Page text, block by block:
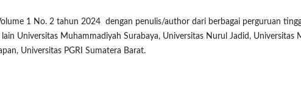
1 No. 2 tahun 2024 dengan penulis/author dari berbagai perguruan
Universitas Muhammadiyah Surabaya, Universitas Nurul Jadid, Universitas
Universitas PGRI Sumatera Barat.